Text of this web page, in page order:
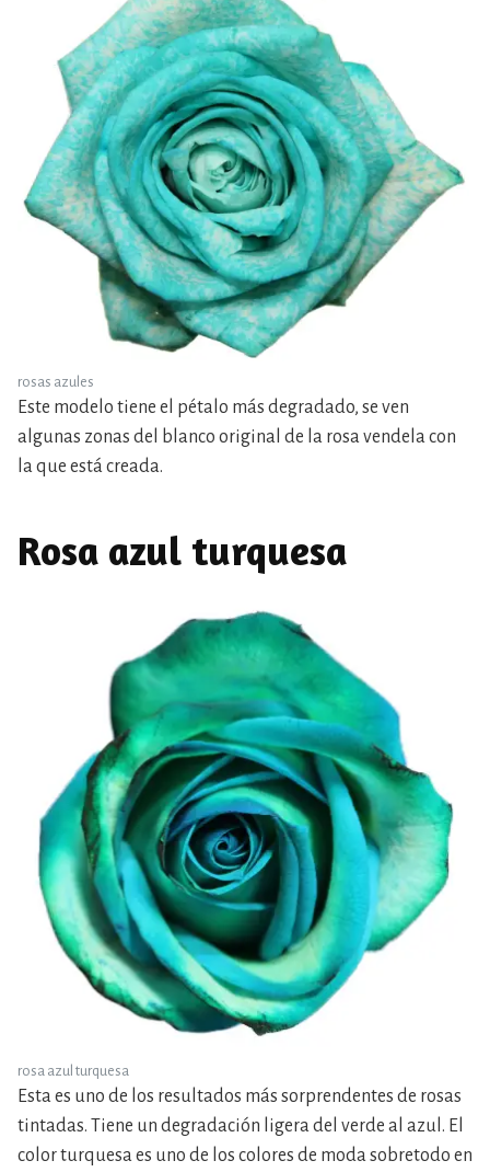
rosas azules
Este modelo tiene el pétalo más degradado, se ven
algunas zonas del blanco original de la rosa vendela con
la que está creada.
Rosa azul turquesa
rosa azul turquesa
Esta es uno de los resultados más sorprendentes de rosas
tintadas. Tiene un degradación ligera del verde al azul. El
color turquesa es uno de los colores de moda sobretodo en